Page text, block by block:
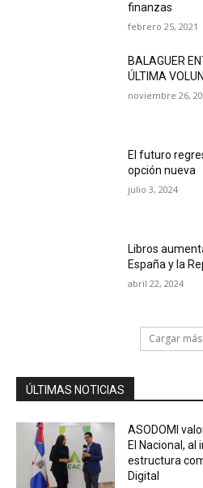
finanzas
febrero 25, 2021
BALAGUER
ÚLTIMA
noviembre 26,
El futuro
opción nueva
julio 3, 2024
Libros
España y la
abril 22, 2024
Cargar más
ÚLTIMAS NOTICIAS
ASODOMI
El Nacional, al
estructura
Digital